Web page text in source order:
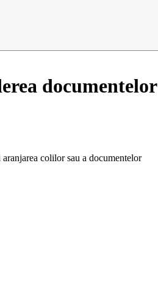
documentelor
colilor sau a documentelor